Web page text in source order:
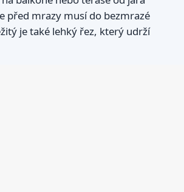
před mrazy musí do bezmrazé
je také lehký řez, který udrží